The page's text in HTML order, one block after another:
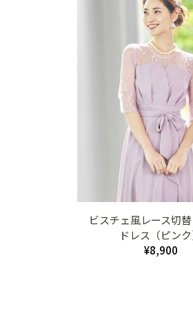
ビスチェ風レース切
ドレス（ピンク
¥8,900